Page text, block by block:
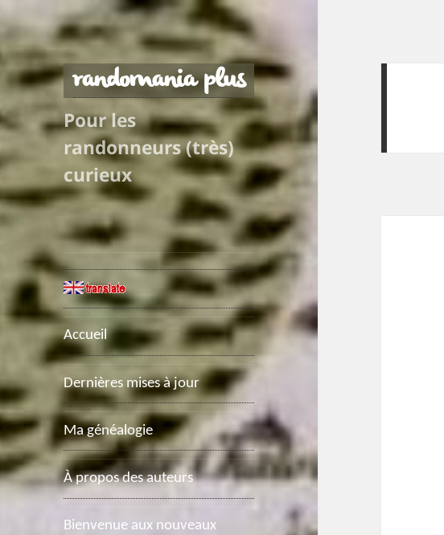
randomania plus
Pour les
randonneurs (très)
curieux
Accueil
Dernières mises à jour
Ma généalogie
À propos des auteurs
Bienvenue aux nouveaux